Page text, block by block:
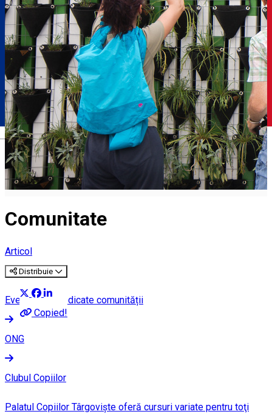
Română
Comunitate
Articol
Distribuie
Copied!
Evenimente dedicate comunității
ONG
Clubul Copiilor
Palatul Copiilor Târgovişte oferă cursuri variate pentru toţi